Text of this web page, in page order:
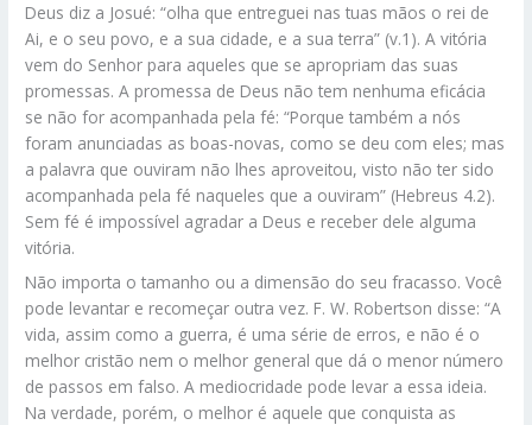
Deus diz a Josué: “olha que entreguei nas tuas mãos o rei de
Ai, e o seu povo, e a sua cidade, e a sua terra” (v.1). A vitória
vem do Senhor para aqueles que se apropriam das suas
promessas. A promessa de Deus não tem nenhuma eficácia
se não for acompanhada pela fé: “Porque também a nós
foram anunciadas as boas-novas, como se deu com eles; mas
a palavra que ouviram não lhes aproveitou, visto não ter sido
acompanhada pela fé naqueles que a ouviram” (Hebreus 4.2).
Sem fé é impossível agradar a Deus e receber dele alguma
vitória.
Não importa o tamanho ou a dimensão do seu fracasso. Você
pode levantar e recomeçar outra vez. F. W. Robertson disse: “A
vida, assim como a guerra, é uma série de erros, e não é o
melhor cristão nem o melhor general que dá o menor número
de passos em falso. A mediocridade pode levar a essa ideia.
Na verdade, porém, o melhor é aquele que conquista as